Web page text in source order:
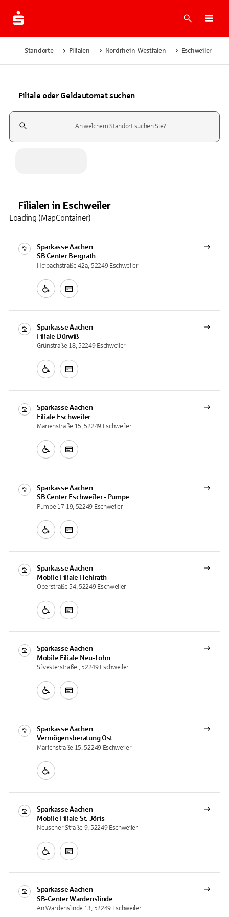
Suche
Standorte Filialen Nordrhein-Westfalen Eschweiler
Filiale oder Geldautomat suchen
Suchfeld
Filialen in Eschweiler
Sparkasse Aachen
SB Center Bergrath
Heibachstraße 42a, 52249 Eschweiler
Sparkasse Aachen
Filiale Dürwiß
Grünstraße 18, 52249 Eschweiler
Sparkasse Aachen
Filiale Eschweiler
Marienstraße 15, 52249 Eschweiler
Sparkasse Aachen
SB Center Eschweiler - Pumpe
Pumpe 17-19, 52249 Eschweiler
Sparkasse Aachen
Mobile Filiale Hehlrath
Oberstraße 54, 52249 Eschweiler
Sparkasse Aachen
Mobile Filiale Neu-Lohn
Silvesterstraße , 52249 Eschweiler
Sparkasse Aachen
VermögensberatungOst
Marienstraße 15, 52249 Eschweiler
Sparkasse Aachen
Mobile Filiale St. Jöris
Neusener Straße 9, 52249 Eschweiler
Sparkasse Aachen
SB-CenterWardenslinde
An Wardenslinde 13, 52249 Eschweiler
Loading (MapContainer)